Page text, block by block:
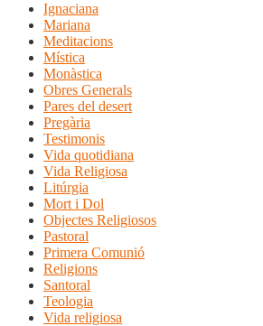
Ignaciana
Mariana
Meditacions
Mística
Monàstica
Obres Generals
Pares del desert
Pregària
Testimonis
Vida quotidiana
Vida Religiosa
Litúrgia
Mort i Dol
Objectes Religiosos
Pastoral
Primera Comunió
Religions
Santoral
Teologia
Vida religiosa